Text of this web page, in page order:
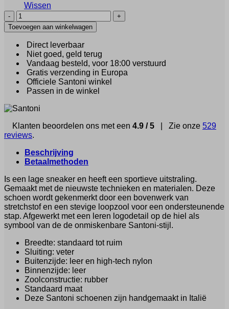
Wissen
Santoni
Xavi
(39805)
aantal
Toevoegen aan winkelwagen
Direct leverbaar
Niet goed, geld terug
Vandaag besteld, voor 18:00 verstuurd
Gratis verzending in Europa
Officiele Santoni winkel
Passen in de winkel
Klanten beoordelen ons met een 4.9 / 5 | Zie onze 529
reviews.
Beschrijving
Betaalmethoden
Is een lage sneaker en heeft een sportieve uitstraling.
Gemaakt met de nieuwste technieken en materialen. Deze
schoen wordt gekenmerkt door een bovenwerk van
stretchstof en een stevige loopzool voor een ondersteunende
stap. Afgewerkt met een leren logodetail op de hiel als
symbool van de de onmiskenbare Santoni-stijl.
Breedte: standaard tot ruim
Sluiting: veter
Buitenzijde: leer en high-tech nylon
Binnenzijde: leer
Zoolconstructie: rubber
Standaard maat
Deze Santoni schoenen zijn handgemaakt in Italië